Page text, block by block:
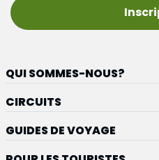
QUI SOMMES-NOUS?
CIRCUITS
GUIDES DE VOYAGE